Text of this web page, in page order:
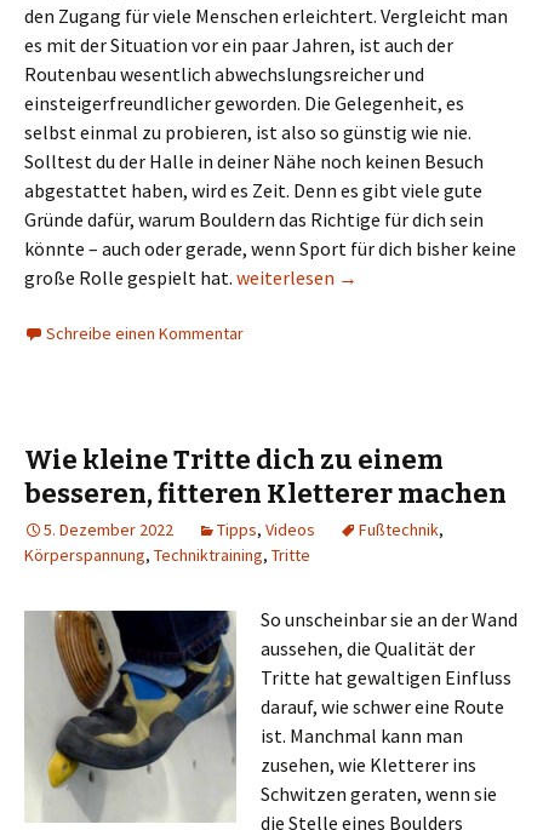
den Zugang für viele Menschen erleichtert. Vergleicht man
es mit der Situation vor ein paar Jahren, ist auch der
Routenbau wesentlich abwechslungsreicher und
einsteigerfreundlicher geworden. Die Gelegenheit, es
selbst einmal zu probieren, ist also so günstig wie nie.
Solltest du der Halle in deiner Nähe noch keinen Besuch
abgestattet haben, wird es Zeit. Denn es gibt viele gute
Gründe dafür, warum Bouldern das Richtige für dich sein
könnte – auch oder gerade, wenn Sport für dich bisher keine
große Rolle gespielt hat. Bouldern: Der richtige Sport für
weiterlesen →
Schreibe einen Kommentar
Wie kleine Tritte dich zu einem
besseren, fitteren Kletterer machen
5. Dezember 2022 Tipps, Videos Fußtechnik,
Körperspannung, Techniktraining, Tritte
So unscheinbar sie an der Wand
aussehen, die Qualität der
Tritte hat gewaltigen Einfluss
darauf, wie schwer eine Route
ist. Manchmal kann man
zusehen, wie Kletterer ins
Schwitzen geraten, wenn sie
die Stelle eines Boulders